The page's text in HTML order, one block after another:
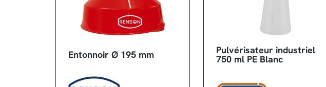
Entonnoir Ø 195 mm Pulvérisateur industriel
750 ml PE Blanc